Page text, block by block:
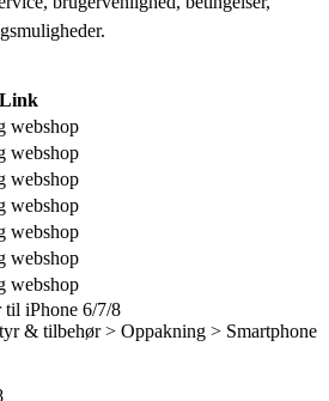
Link
webshop
webshop
webshop
webshop
webshop
webshop
webshop
til iPhone 6/7/8
& tilbehør > Oppakning > Smartphone